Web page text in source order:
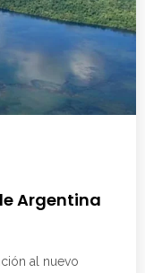
Argentina
al nuevo